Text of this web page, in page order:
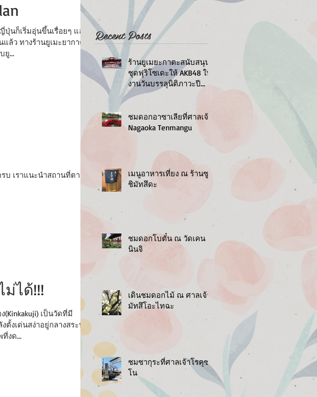
นก็เริ่มอุ่นขึ้นเรื่อยๆ แล้ว
ล้ว ทางร้านยูเมะยากาตะ
ยู...
บ เราแนะนำสถานที่ตาม
ม่ได้!!!
เป็นวัดที่มี
งเด่นสง่าอยู่กลางสระน้ำ
งด...
Recent Posts
ร้านยูเมยะกาตะสนับสนุน
ชุดฟุริโซเดะให้ AKB48 ใน
งานวันบรรลุนิติภาวะปี
2019
ชมดอกอาซาเลียที่ศาลเจ้า
Nagaoka Tenmangu
เมนูอาหารเที่ยง ณ ร้านซู
ชิมัทสึดะ
ชมดอกโบตั๋น ณ วัดเคน
นินจิ
เดินชมดอกไม้ ณ ศาลเจ้า
มัทสึโอะไทฉะ
ชมซากุระที่ศาลเจ้าโรคุซง
โน